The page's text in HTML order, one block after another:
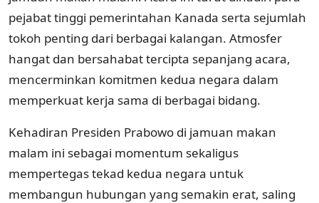
pejabat tinggi pemerintahan Kanada serta sejumlah
tokoh penting dari berbagai kalangan. Atmosfer
hangat dan bersahabat tercipta sepanjang acara,
mencerminkan komitmen kedua negara dalam
memperkuat kerja sama di berbagai bidang.
Kehadiran Presiden Prabowo di jamuan makan
malam ini sebagai momentum sekaligus
mempertegas tekad kedua negara untuk
membangun hubungan yang semakin erat, saling